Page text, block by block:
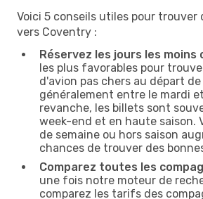
Voici 5 conseils utiles pour trouver
vers Coventry :
Réservez les jours les moins
les plus favorables pour
d'avion pas chers au départ
généralement entre le mardi
revanche, les billets sont
week-end et en haute saison.
de semaine ou hors saison
chances de trouver des
Comparez toutes les
une fois notre moteur de
comparez les tarifs des